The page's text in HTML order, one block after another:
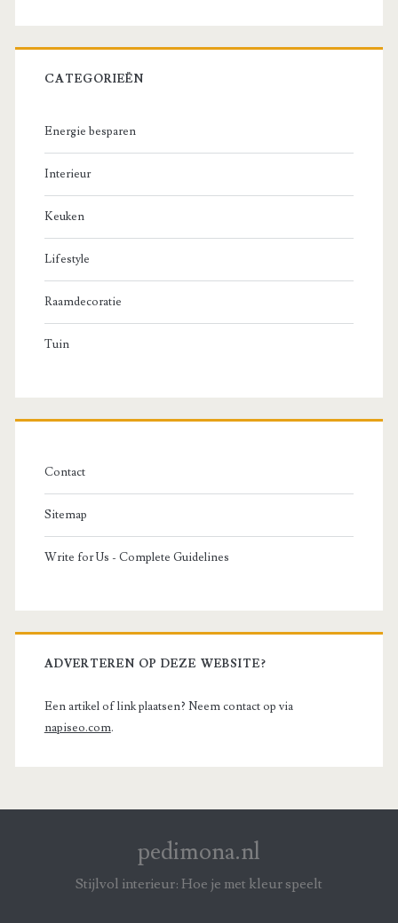
CATEGORIEËN
Energie besparen
Interieur
Keuken
Lifestyle
Raamdecoratie
Tuin
Contact
Sitemap
Write for Us - Complete Guidelines
ADVERTEREN OP DEZE WEBSITE?
Een artikel of link plaatsen? Neem contact op via
napiseo.com.
pedimona.nl
Stijlvol interieur: Hoe je met kleur speelt